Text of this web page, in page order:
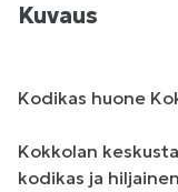
Kuvaus
Kodikas huone
Kokkolan
kodikas ja